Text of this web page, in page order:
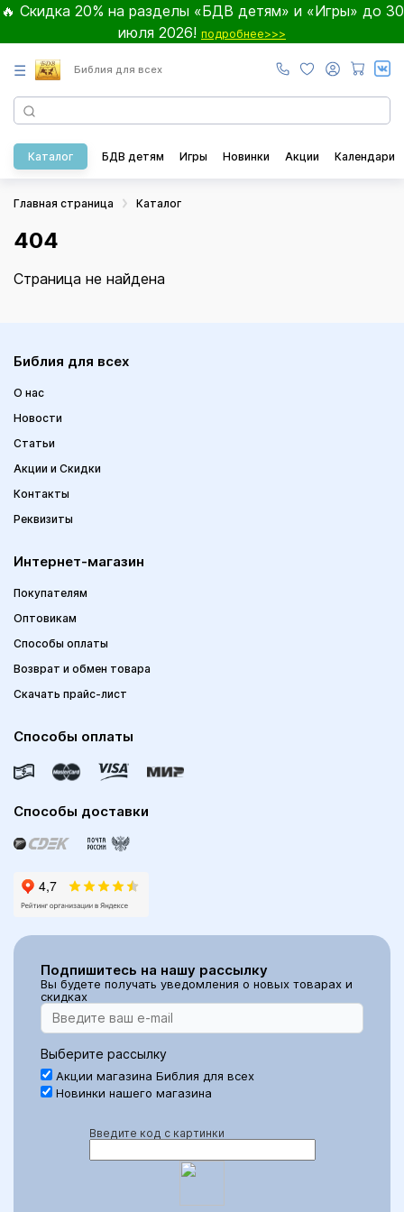
🔥 Скидка 20% на разделы «БДВ детям» и «Игры» до 30
июля 2026! подробнее>>>
☰ Библия для всех
Каталог БДВ детям Игры Новинки Акции Календари
Главная страница Каталог
404
Страница не найдена
Библия для всех
О нас
Новости
Статьи
Акции и Скидки
Контакты
Реквизиты
Интернет-магазин
Покупателям
Оптовикам
Способы оплаты
Возврат и обмен товара
Скачать прайс-лист
Способы оплаты
Способы доставки
Подпишитесь на нашу рассылку
Вы будете получать уведомления о новых товарах и
скидках
Выберите рассылку
Акции магазина Библия для всех
Новинки нашего магазина
Введите код с картинки